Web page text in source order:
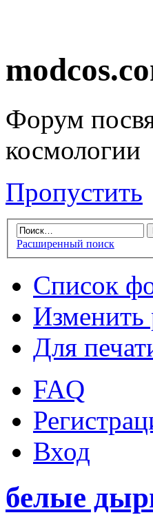
Форум
космологии
Пропустить
Расширенный поиск
Список
Изменить
Для
FAQ
Вход
белые